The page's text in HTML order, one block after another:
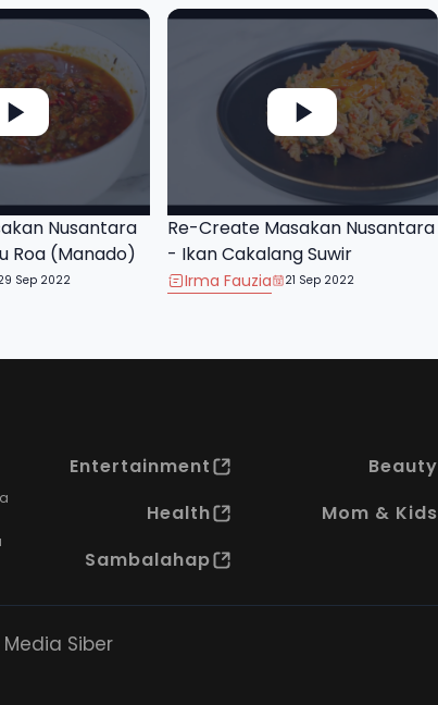
Nusantara
Roa (Manado)
Sep 2022
Re-Create Masakan Nusantara
- Ikan Cakalang Suwir
Irma Fauzia 21 Sep 2022
Entertainment Beauty
Health
Mom & Kids
Sambalahap
Siber